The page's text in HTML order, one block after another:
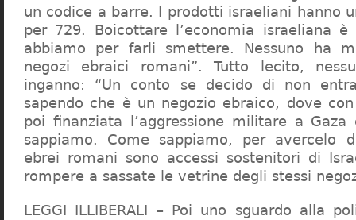
un codice a barre. I prodotti israeliani hanno
per 729. Boicottare l’economia israeliana è
abbiamo per farli smettere. Nessuno ha
negozi ebraici romani”. Tutto lecito,
inganno: “Un conto se decido di non
sapendo che è un negozio ebraico, dove
poi finanziata l’aggressione militare a
sappiamo. Come sappiamo, per avercelo
ebrei romani sono accessi sostenitori di
rompere a sassate le vetrine degli stessi
LEGGI ILLIBERALI – Poi uno sguardo alla